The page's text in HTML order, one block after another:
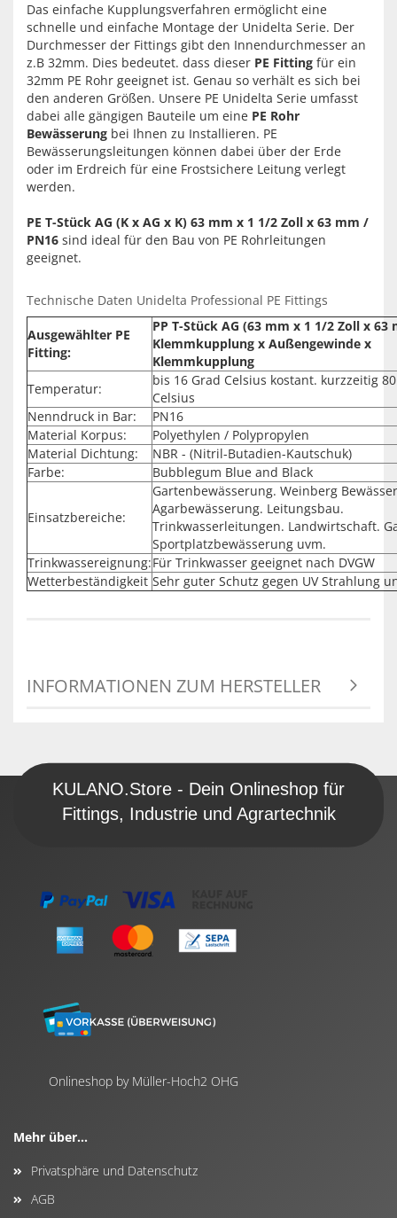
Das einfache Kupplungsverfahren ermöglicht eine
schnelle und einfache Montage der Unidelta Serie. Der
Durchmesser der Fittings gibt den Innendurchmesser an
z.B 32mm. Dies bedeutet. dass dieser PE Fitting für ein
32mm PE Rohr geeignet ist. Genau so verhält es sich bei
den anderen Größen. Unsere PE Unidelta Serie umfasst
dabei alle gängigen Bauteile um eine PE Rohr
Bewässerung bei Ihnen zu Installieren. PE
Bewässerungsleitungen können dabei über der Erde
oder im Erdreich für eine Frostsichere Leitung verlegt
werden.
PE T-Stück AG (K x AG x K) 63 mm x 1 1/2 Zoll x 63 mm /
PN16 sind ideal für den Bau von PE Rohrleitungen
geeignet.
Technische Daten Unidelta Professional PE Fittings
Ausgewählter PE
Fitting:
PP T-Stück AG (63 mm x 1 1/2 Zoll x 63
Klemmkupplung x Außengewinde x
Klemmkupplung
Temperatur:
bis 16 Grad Celsius kostant. kurzzeitig
Celsius
Nenndruck in Bar:
PN16
Material Korpus:
Polyethylen / Polypropylen
Material Dichtung:
NBR - (Nitril-Butadien-Kautschuk)
Farbe:
Bubblegum Blue and Black
Einsatzbereiche:
Gartenbewässerung. Weinberg
Agarbewässerung. Leitungsbau.
Trinkwasserleitungen. Landwirtschaft.
Sportplatzbewässerung uvm.
Trinkwassereignung:Für Trinkwasser geeignet nach DVGW
Wetterbeständigkeit Sehr guter Schutz gegen UV Strahlung
INFORMATIONEN ZUM HERSTELLER
KULANO.Store - Dein Onlineshop für
Fittings, Industrie und Agrartechnik
Onlineshop by Müller-Hoch2 OHG
Mehr über...
Privatsphäre und Datenschutz
AGB